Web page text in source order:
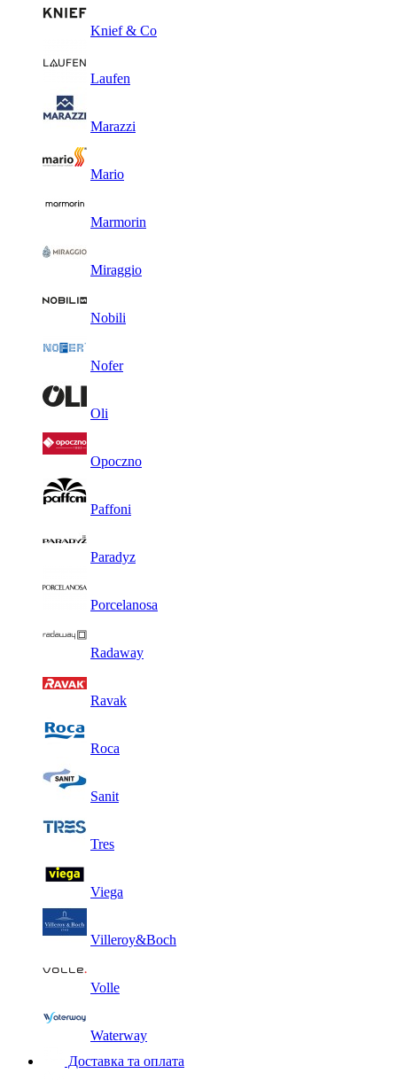
Knief & Co
Laufen
Marazzi
Mario
Marmorin
Miraggio
Nobili
Nofer
Oli
Opoczno
Paffoni
Paradyz
Porcelanosa
Radaway
Ravak
Roca
Sanit
Tres
Viega
Villeroy&Boch
Volle
Waterway
Доставка та оплата